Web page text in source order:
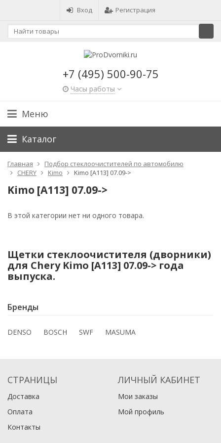
Вход Регистрация
+7 (495) 500-90-75
Часы работы
Меню
Каталог
Главная
Подбор стеклоочистителей по автомобилю
CHERY
Kimo Kimo [A113] 07.09->
Kimo [A113] 07.09->
В этой категории нет ни одного товара.
Щетки стеклоочистителя (дворники)
для Chery Kimo [A113] 07.09-> года
выпуска.
Бренды
DENSO BOSCH SWF MASUMA
СТРАНИЦЫ
Доставка
Оплата
Контакты
ЛИЧНЫЙ КАБИНЕТ
Мои заказы
Мой профиль